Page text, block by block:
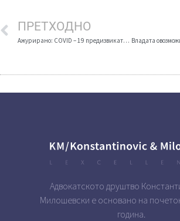
ПРЕТХОДНО
Ажурирано: COVID – 19 предизвикател на големи проблеми во вработувањето
Адвокатското друштво
Милошевски е основано на
година.